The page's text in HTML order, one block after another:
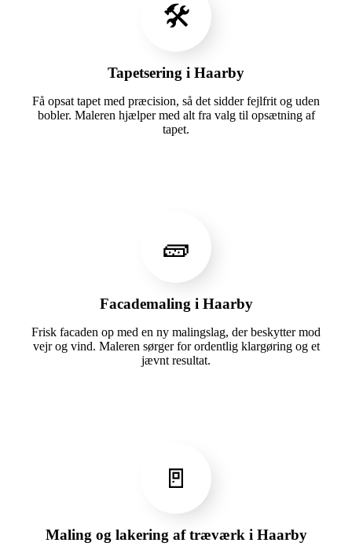
🛠️
Tapetsering i Haarby
Få opsat tapet med præcision, så det sidder fejlfrit og uden
bobler. Maleren hjælper med alt fra valg til opsætning af
tapet.
🧱
Facademaling i Haarby
Frisk facaden op med en ny malingslag, der beskytter mod
vejr og vind. Maleren sørger for ordentlig klargøring og et
jævnt resultat.
🚪
Maling og lakering af træværk i Haarby